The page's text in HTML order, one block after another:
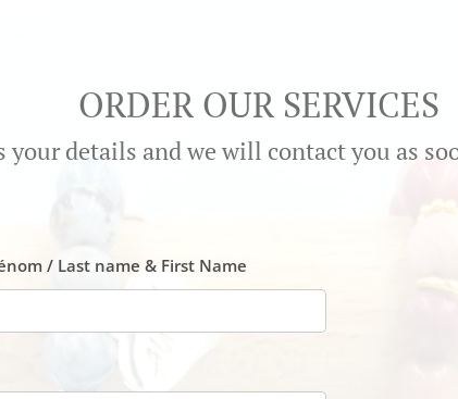
ORDER OUR SERVICES
your details and we will contact you as
/ Last name & First Name